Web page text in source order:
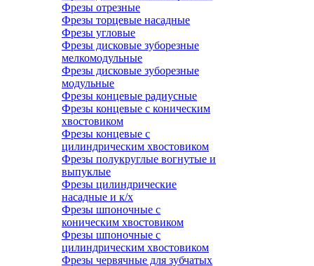
Фрезы отрезные
Фрезы торцевые насадные
Фрезы угловые
Фрезы дисковые зуборезные
мелкомодульные
Фрезы дисковые зуборезные
модульные
Фрезы концевые радиусные
Фрезы концевые с коническим
хвостовиком
Фрезы концевые с
цилиндрическим хвостовиком
Фрезы полукруглые вогнутые и
выпуклые
Фрезы цилиндрические
насадные и к/х
Фрезы шпоночные с
коническим хвостовиком
Фрезы шпоночные с
цилиндрическим хвостовиком
Фрезы червячные для зубчатых